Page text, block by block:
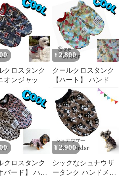
クロスタンク
オンジャッ
ンドメイド犬
洋服 クール素
¥ 2,800
クールクロスタンク
【ハート】 ハンドメ
イド犬服 犬の洋服 ク
ール素材
クロスタンク
パード】 ハン
¥ 2,900
シックなシュナウザ
ータンク ハンドメイ